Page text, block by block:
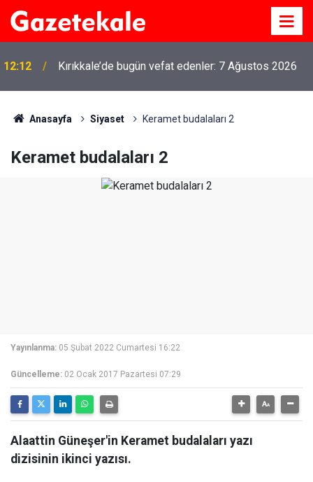
11:21
MKE’nin Yerli Savunma Teknolojileri Dünya
Anasayfa Siyaset Keramet budalaları 2
Keramet budalaları 2
Yayınlanma: 05 Şubat 2022 Cumartesi 16:22
Güncelleme: 02 Ocak 2017 Pazartesi 07:29
Alaattin Güneşer'in Keramet budalaları yazı
dizisinin ikinci yazısı.